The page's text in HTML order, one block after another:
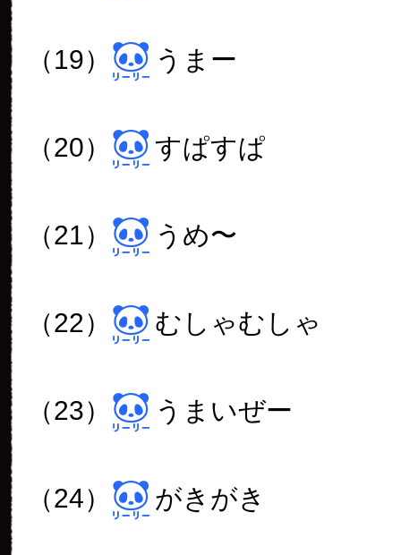
（19） うまー
（20） すぱすぱ
（21） うめ〜
（22） むしゃむしゃ
（23） うまいぜー
（24） がきがき